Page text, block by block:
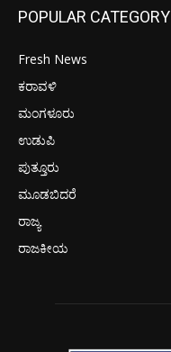
POPULAR CATEGORY
Fresh News
ಕರಾವಳಿ
ಮಂಗಳೂರು
ಉಡುಪಿ
ಪುತ್ತೂರು
ಮೂಡಬಿದರೆ
ರಾಜ್ಯ
ರಾಜಕೀಯ